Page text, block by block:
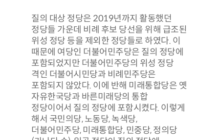
질의 대상 정당은 2019년까지 활동했던
정당들 가운데 비례 후보 당선을 위해 급조된
위성 정당 등을 제외한 정당들로 하였다. 이
때문에 여당인 더불어민주당은 질의 정당에
포함되었지만 더불어민주당의 위성 정당
격인 더불어시민당과 비례민주당은
포함되지 않았다. 이에 반해 미래통합당은 옛
자유한국당과 바른미래당의 통합
정당이어서 질의 정당에 포함시켰다. 이렇게
해서 국민의당, 노동당, 녹색당,
더불어민주당, 미래통합당, 민중당, 정의당